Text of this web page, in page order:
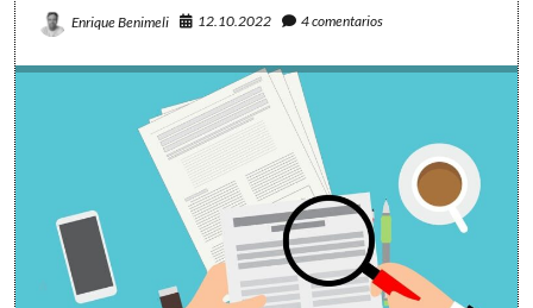
Enrique Benimeli 12.10.2022 4 comentarios